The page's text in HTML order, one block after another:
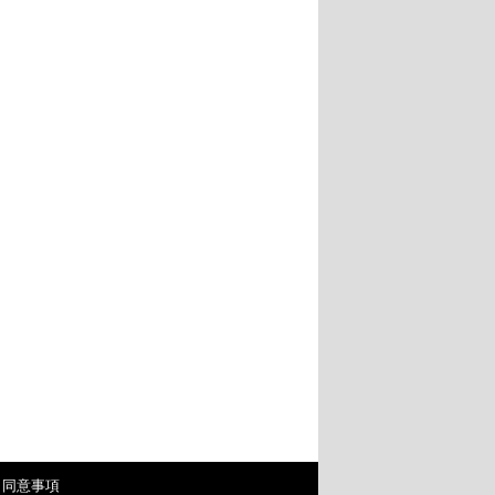
意事項